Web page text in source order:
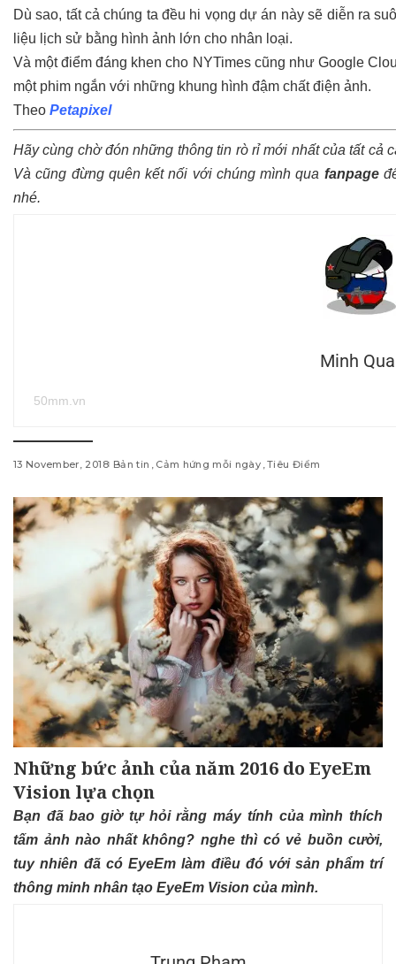
Dù sao, tất cả chúng ta đều hi vọng dự án này sẽ diễn ra
liệu lịch sử bằng hình ảnh lớn cho nhân loại.
Và một điểm đáng khen cho NYTimes cũng như Google
một phim ngắn với những khung hình đậm chất điện ảnh.
Theo Petapixel
Hãy cùng chờ đón những thông tin rò rỉ mới nhất của tất cả
Và cũng đừng quên kết nối với chúng mình qua fanpage
nhé.
Minh
50mm.vn
13 November, 2018 Bản tin Cảm hứng mỗi ngày Tiêu Điểm
Những bức ảnh của năm 2016 do EyeEm
Vision lựa chọn
Bạn đã bao giờ tự hỏi rằng máy tính của mình thích
tấm ảnh nào nhất không? nghe thì có vẻ buồn cười,
tuy nhiên đã có EyeEm làm điều đó với sản phẩm trí
thông minh nhân tạo EyeEm Vision của mình.